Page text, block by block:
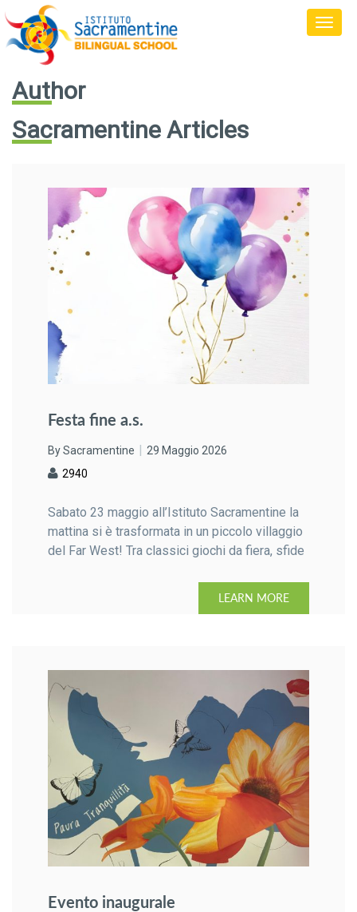
Author
Sacramentine Articles
Festa fine a.s.
By Sacramentine
29 Maggio 2026
2940
Sabato 23 maggio all’Istituto Sacramentine la
mattina si è trasformata in un piccolo villaggio
del Far West! Tra classici giochi da fiera, sfide
LEARN MORE
Evento inaugurale